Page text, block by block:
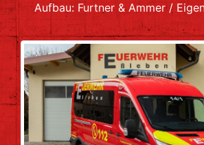
Aufbau: Furtner & Ammer /